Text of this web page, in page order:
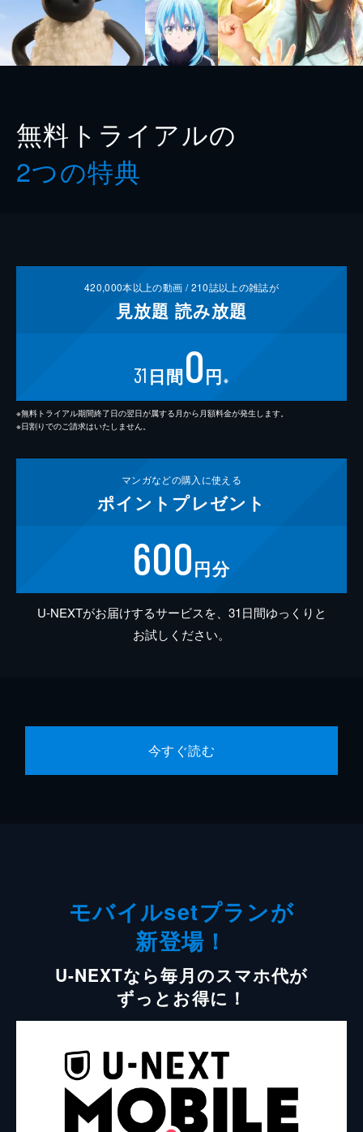
無料トライアルの
2つの特典
420,000本以上の動画 /210誌以上の雑誌が
見放題 読み放題
31 日間0円 ※
※無料トライアル期間終了日の翌日が属する月から月額料金が発生します。
※日割りでのご請求はいたしません。
マンガなどの購入に使える
ポイント プレゼント
600円分
U-NEXTがお届けするサービスを、31日間ゆっくりと
お試しください。
今すぐ読む
モバイルsetプランが
新登場！
U-NEXTなら毎月のスマホ代が
ずっとお得に！